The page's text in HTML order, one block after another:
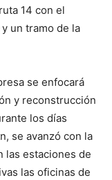
14 con el
un tramo de la
se enfocará
y reconstrucción
los días
se avanzó con la
las estaciones de
las oficinas de